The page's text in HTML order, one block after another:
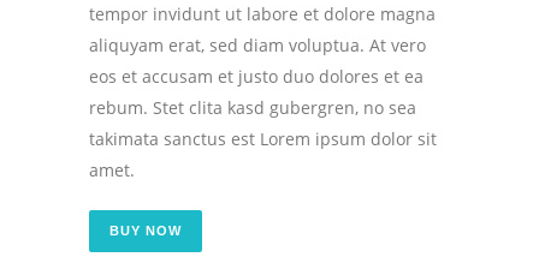
tempor invidunt ut labore et dolore magna
aliquyam erat, sed diam voluptua. At vero
eos et accusam et justo duo dolores et ea
rebum. Stet clita kasd gubergren, no sea
takimata sanctus est Lorem ipsum dolor sit
amet.
BUY NOW